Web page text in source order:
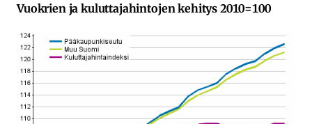
Vuokrien ja kuluttajahintojen kehitys 2010=100